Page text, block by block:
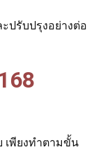
ปรับปรุงอย่างต่อ
เพียงทำตามขั้น